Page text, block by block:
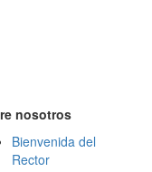
nosotros
Bienvenida del
Rector